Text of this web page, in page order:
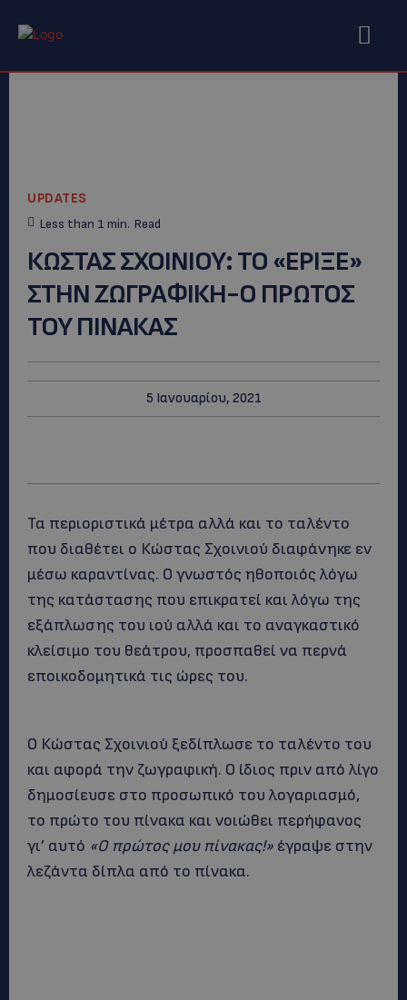
UPDATES
Less than 1 min. Read
ΚΩΣΤΑΣ ΣΧΟΙΝΙΟΥ: ΤΟ «ΕΡΙΞΕ»
ΣΤΗΝ ΖΩΓΡΑΦΙΚΗ-Ο ΠΡΩΤΟΣ
ΤΟΥ ΠΙΝΑΚΑΣ
5 Ιανουαρίου, 2021
Τα περιοριστικά μέτρα αλλά και το ταλέντο
που διαθέτει ο Κώστας Σχοινιού διαφάνηκε εν
μέσω καραντίνας. Ο γνωστός ηθοποιός λόγω
της κατάστασης που επικρατεί και λόγω της
εξάπλωσης του ιού αλλά και το αναγκαστικό
κλείσιμο του θεάτρου, προσπαθεί να περνά
εποικοδομητικά τις ώρες του.
Ο Κώστας Σχοινιού ξεδίπλωσε το ταλέντο του
και αφορά την ζωγραφική. Ο ίδιος πριν από λίγο
δημοσίευσε στο προσωπικό του λογαριασμό,
το πρώτο του πίνακα και νοιώθει περήφανος
γι’ αυτό «Ο πρώτος μου πίνακας!» έγραψε στην
λεζάντα δίπλα από το πίνακα.